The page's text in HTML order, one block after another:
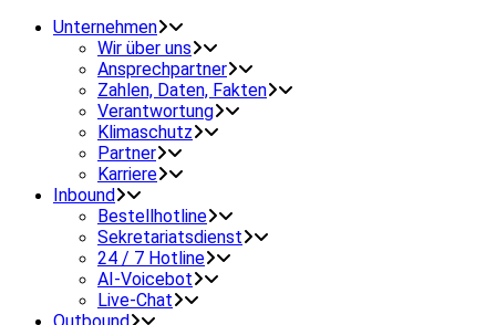
Unternehmen
Wir über uns
Ansprechpartner
Zahlen, Daten, Fakten
Verantwortung
Klimaschutz
Partner
Karriere
Inbound
Bestellhotline
Sekretariatsdienst
24 / 7 Hotline
AI-Voicebot
Live-Chat